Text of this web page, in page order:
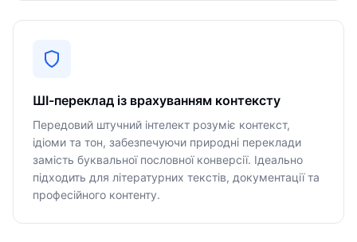
ШІ-переклад із врахуванням контексту
Передовий штучний інтелект розуміє контекст,
ідіоми та тон, забезпечуючи природні переклади
замість буквальної пословної конверсії. Ідеально
підходить для літературних текстів, документації та
професійного контенту.